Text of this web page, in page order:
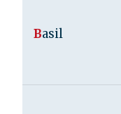
Basil